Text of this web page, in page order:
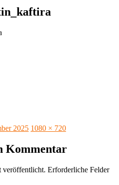
2025 Originalgröße
1080 × 720
Kommentar
veröffentlicht. Erforderliche Felder